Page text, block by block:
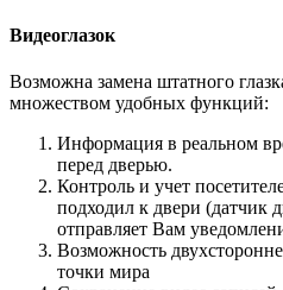
Видеоглазок
Возможна замена штатного
множеством удобных функций:
Информация в реальном
перед дверью.
Контроль и учет
подходил к двери (датчик
отправляет Вам
Возможность
точки мира